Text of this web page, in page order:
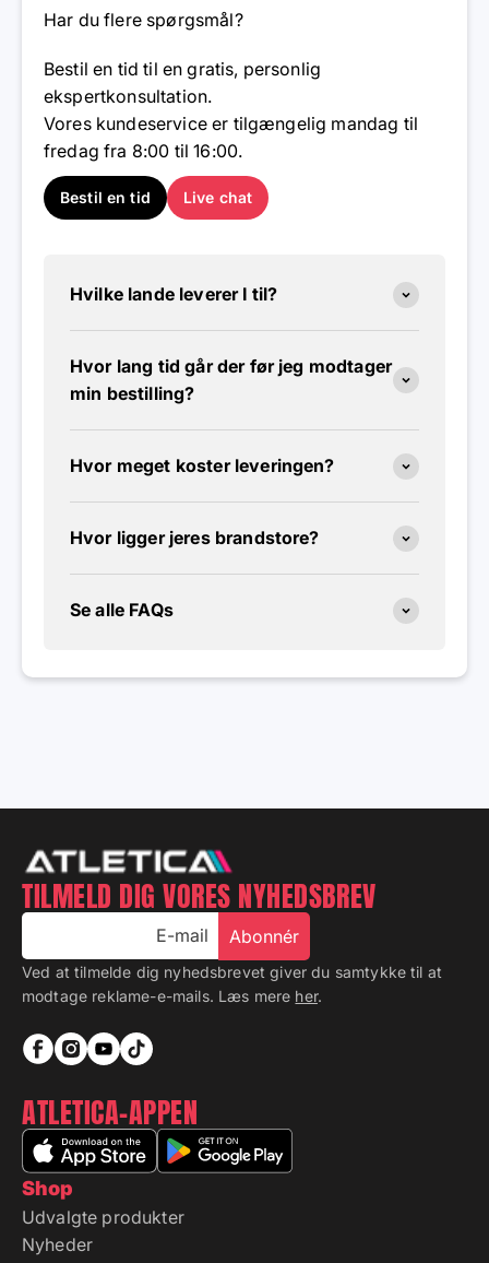
ekspertkonsultation.
Vores kundeservice er tilgængelig mandag til
fredag ​​fra 8:00 til 16:00.
Bestil en tid Live chat
min bestilling?
Shop
Udvalgte produkter
Nyheder
Power racks
TILMELD DIG VORES NYHEDSBREV
E-mail Abonnér
Ved at tilmelde dig nyhedsbrevet giver du samtykke til at
modtage reklame-e-mails. Læs mereher.
ATLETICA-APPEN